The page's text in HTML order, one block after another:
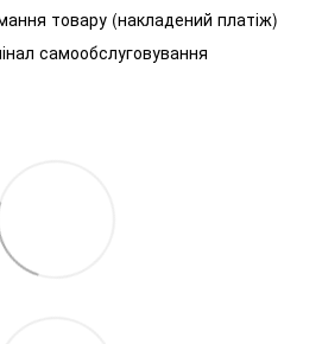
товару (накладений платіж)
самообслуговування